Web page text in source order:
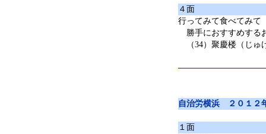
４面
行ってみて食べてみて
勝手におすすめする
（34）聚慶楼（じゅ
自治労横浜 ２０１２
１面